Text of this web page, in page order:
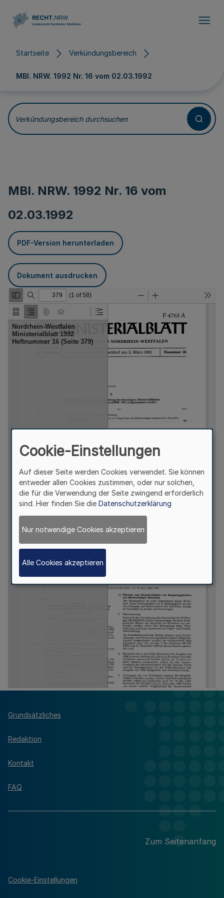
Startseite Verkündungsbereich
MBl. NRW. 1992 Nr. 16 vom 02.03.1992
Verkündungsbereich durchsuchen
MBl. NRW. 1992 Nr. 16 vom
02.03.1992
PDF-Version herunterladen
Dokument ausdrucken
Grundsätzliches
Redaktion
Kontakt
FAQ
Zum Seitenanfang
Cookie-Einstellungen
Cookie-Einstellungen
Auf dieser Seite werden Cookies verwendet. Sie können
entweder allen Cookies zustimmen, oder nur solchen,
die für die Verwendung der Seite zwingend erforderlich
sind. Hier finden Sie die Datenschutzerklärung
Nur notwendige Cookies akzeptieren
Alle Cookies akzeptieren